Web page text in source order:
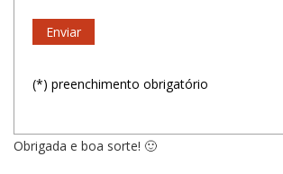
(*) preenchimento obrigatório
Obrigada e boa sorte! 🙂